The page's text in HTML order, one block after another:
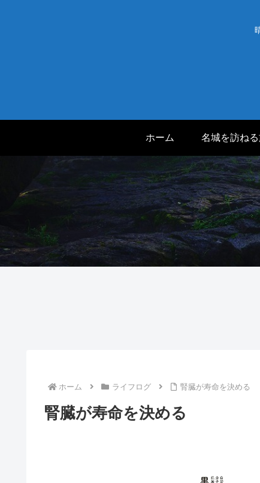
ホーム 名城を訪ねる
ホーム ライフログ 腎臓が寿命を決める
腎臓が寿命を決める